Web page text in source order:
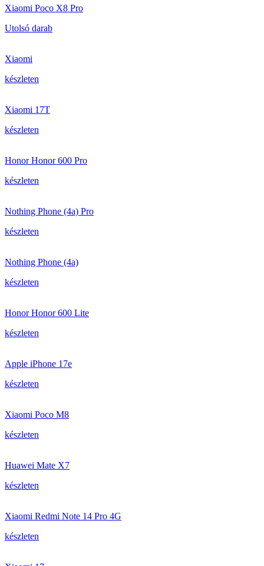
Xiaomi Poco X8 Pro
Utolsó darab
Xiaomi
készleten
Xiaomi 17T
készleten
Honor Honor 600 Pro
készleten
Nothing Phone (4a) Pro
készleten
Nothing Phone (4a)
készleten
Honor Honor 600 Lite
készleten
Apple iPhone 17e
készleten
Xiaomi Poco M8
készleten
Huawei Mate X7
készleten
Xiaomi Redmi Note 14 Pro 4G
készleten